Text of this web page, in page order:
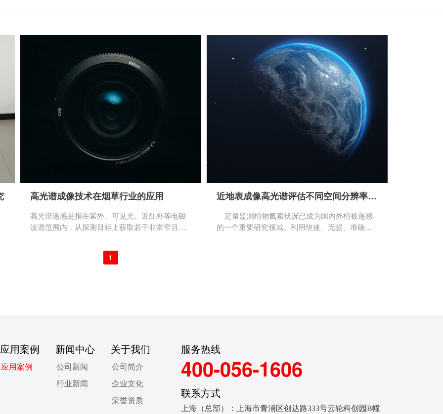
高光谱成像技术在烟草行业的应用
高光谱遥感是指在紫外、可见光、近红外等电磁
波谱范围内，从探测目标上获取若干非常窄且光
了大量的光谱反射率原始数据信息，如果加上原
始光谱反射率的导数（一阶导数 、二阶导数）、
近地表成像高光谱评估不同空间分辨率对叶片氮含量估算的影响
定量监测植物氮素状况已成为国内外植被遥感
的一个重要研究领域。利用快速、无损、准确的
高光谱影像数据，同时生成10组空间分辨率在
1.3nm、14nm、28nm、56nm、113 nm、225nm
和445nm的图像。利用这些图像，可通过三组植
归（GPR）和偏最小二乘回归（PLSR）来确定
不同空间分辨率对LNC预测的影响。利用在每个
1
应用案例
应用案例
新闻中心
公司新闻
行业新闻
关于我们
公司简介
企业文化
荣誉资质
服务热线
400-056-1606
联系方式
上海（总部）：上海市青浦区创达路333号云轮科创园B幢